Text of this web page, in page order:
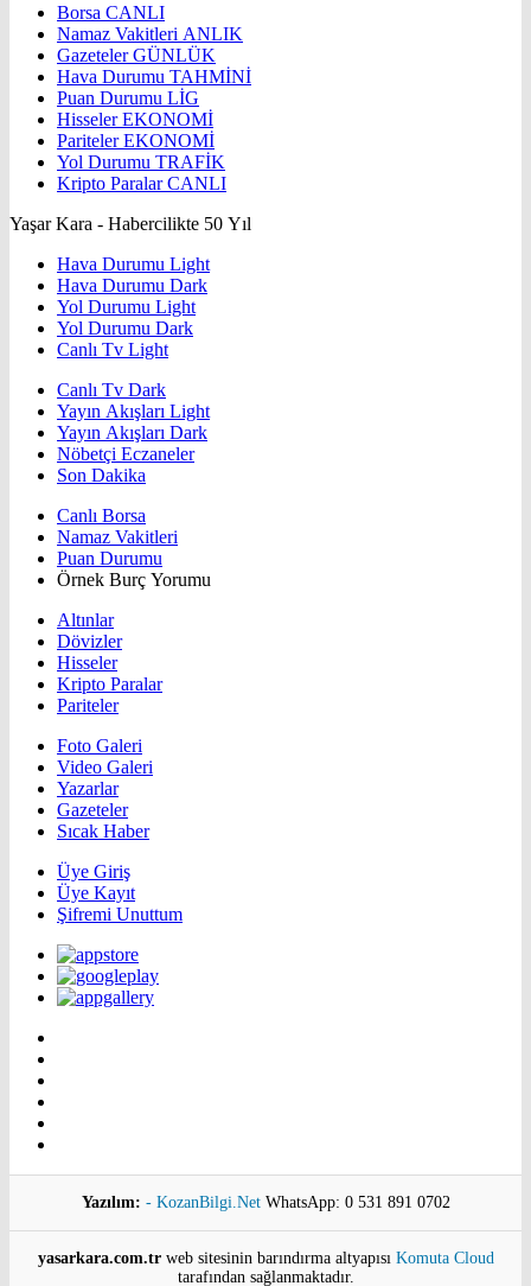
Borsa CANLI
Namaz Vakitleri ANLIK
GazetelerGÜNLÜK
Hava Durumu TAHMİNİ
Puan Durumu LİG
HisselerEKONOMİ
ParitelerEKONOMİ
Yol Durumu TRAFİK
Kripto ParalarCANLI
Yaşar Kara - Habercilikte 50 Yıl
Hava Durumu Light
Hava Durumu Dark
Yol Durumu Light
Yol Durumu Dark
Canlı Tv Light
Canlı Tv Dark
Yayın Akışları Light
Yayın Akışları Dark
Nöbetçi Eczaneler
Son Dakika
Canlı Borsa
Namaz Vakitleri
Puan Durumu
Örnek Burç Yorumu
Altınlar
Dövizler
Hisseler
Kripto Paralar
Pariteler
Foto Galeri
Video Galeri
Yazarlar
Gazeteler
Sıcak Haber
Üye Giriş
Üye Kayıt
Şifremi Unuttum
Yazılım: - KozanBilgi.Net WhatsApp: 0 531 891 0702
yasarkara.com.trweb sitesinin barındırma altyapısı Komuta Cloud
tarafından sağlanmaktadır.